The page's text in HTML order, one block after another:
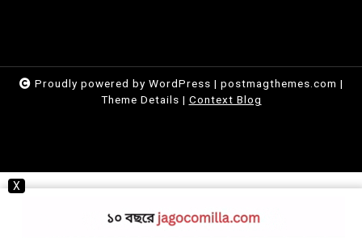
Proudly powered by WordPress | postmagthemes.com |
Theme Details | Context Blog
X